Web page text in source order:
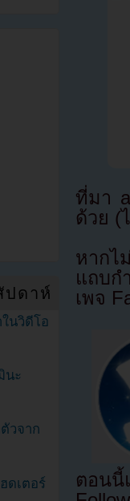
ที่มา
ด้วย (
หากไ
แถบก
เพจ
ตอนนี้
ปดาห์
นวิดีโอ
นะ
วจาก
ดเตอร์